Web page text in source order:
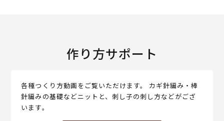
作り方サポート
各種つくり方動画をご覧いただけます。 カギ針編み・棒
針編みの基礎などニットと、刺し子の刺し方などがござ
います。